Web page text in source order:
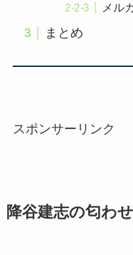
メル
まとめ
スポンサーリンク
降谷建志の匂わ